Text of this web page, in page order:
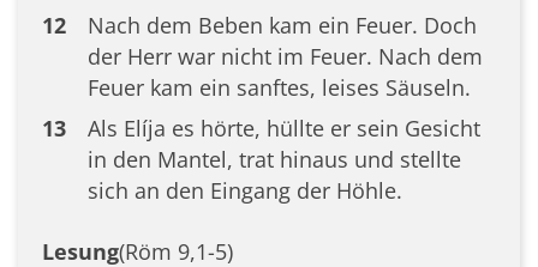
12
Nach dem Beben kam ein Feuer. Doch
der Herr war nicht im Feuer. Nach dem
Feuer kam ein sanftes, leises Säuseln.
13
Als Elíja es hörte, hüllte er sein Gesicht
in den Mantel, trat hinaus und stellte
sich an den Eingang der Höhle.
Lesung(Röm 9,1-5)